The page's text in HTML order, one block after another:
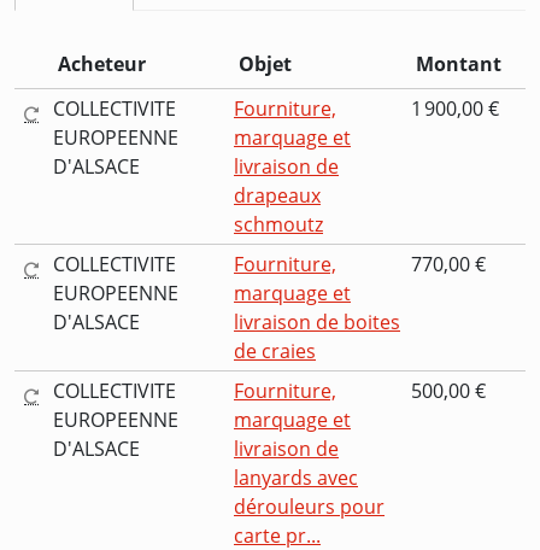
Acheteur Objet
Montant
COLLECTIVITE
EUROPEENNE
D'ALSACE
Fourniture,
marquage et
livraison de
drapeaux
schmoutz
1 900,00 €
COLLECTIVITE
EUROPEENNE
D'ALSACE
Fourniture,
marquage et
livraison de boites
de craies
770,00 €
COLLECTIVITE
EUROPEENNE
D'ALSACE
Fourniture,
marquage et
livraison de
lanyards avec
dérouleurs pour
carte pr...
500,00 €